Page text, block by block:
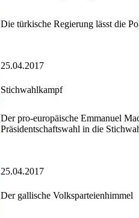
Die türkische Regierung lässt die
25.04.2017
Stichwahlkampf
Der pro-europäische Emmanuel
Präsidentschaftswahl in die
25.04.2017
Der gallische Volksparteienhimmel